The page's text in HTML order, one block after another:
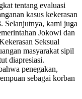
tentang evaluasi
kasus kekerasan
Selanjutnya, kami juga
Jokowi dan
Seksual
masyarakat sipil
diapresiasi.
penegakan,
sebagai korban